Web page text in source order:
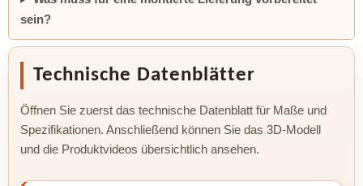
sein?
Technische Datenblätter
Öffnen Sie zuerst das technische Datenblatt für Maße und
Spezifikationen. Anschließend können Sie das 3D-Modell
und die Produktvideos übersichtlich ansehen.